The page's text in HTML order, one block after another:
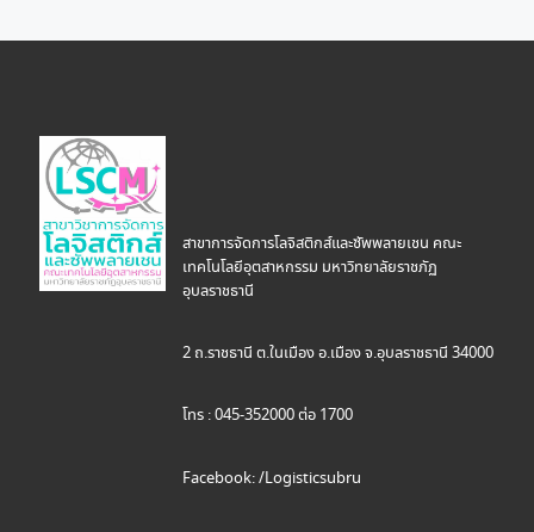
สาขาการจัดการโลจิสติกส์และซัพพลายเชน คณะ
เทคโนโลยีอุตสาหกรรม มหาวิทยาลัยราชภัฏ
อุบลราชธานี
2 ถ.ราชธานี ต.ในเมือง อ.เมือง จ.อุบลราชธานี 34000
โทร : 045-352000 ต่อ 1700
Facebook: /Logisticsubru